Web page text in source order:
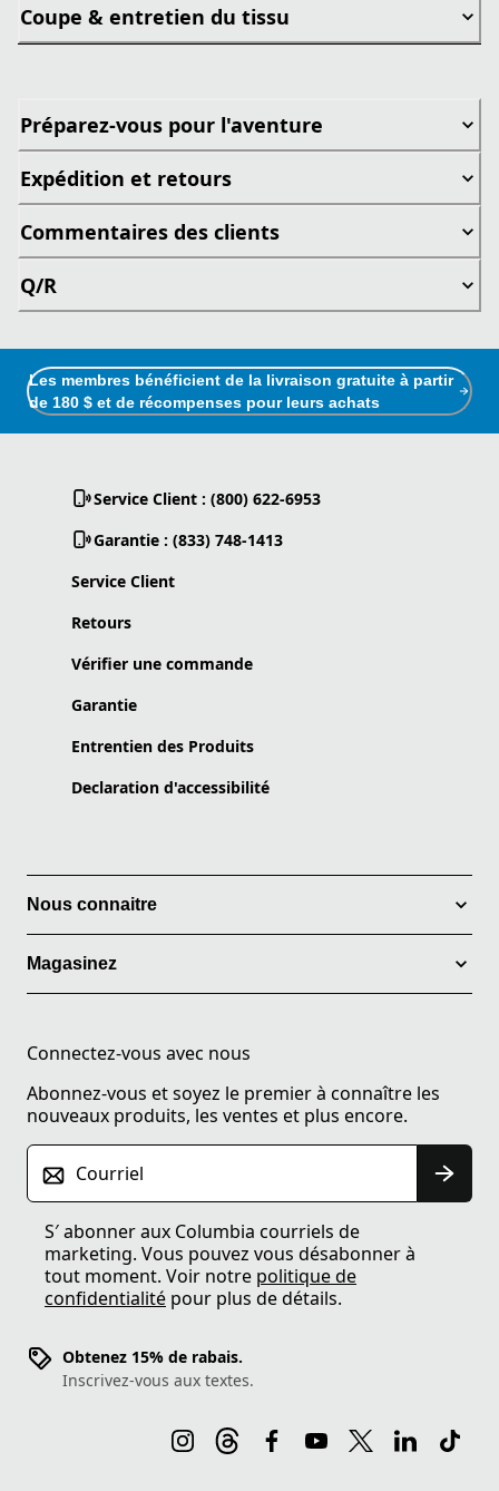
Coupe & entretien du tissu
Préparez-vous pour l'aventure
Expédition et retours
Commentaires des clients
Q/R
Les membres bénéficient de la livraison gratuite à partir
de 180 $ et de récompenses pour leurs achats
Service Client : (800) 622-6953
Garantie : (833) 748-1413
Service Client
Retours
Vérifier une commande
Garantie
Entrentien des Produits
Declaration d'accessibilité
Nous connaitre
Magasinez
Connectez-vous avec nous
Abonnez-vous et soyez le premier à connaître les
nouveaux produits, les ventes et plus encore.
Courriel
S′ abonner aux Columbia courriels de
marketing. Vous pouvez vous désabonner à
tout moment. Voir notre politique de
confidentialité pour plus de détails.
Obtenez 15% de rabais.
Inscrivez-vous aux textes.